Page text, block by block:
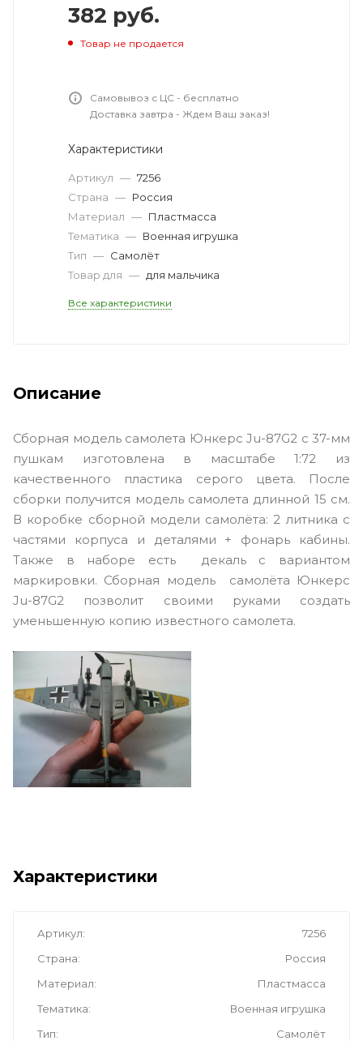
382 руб.
Товар не продается
Самовывоз с ЦС - бесплатно
Доставка завтра - Ждем Ваш заказ!
Характеристики
Артикул — 7256
Страна — Россия
Материал — Пластмасса
Тематика — Военная игрушка
Тип — Самолёт
Товар для — для мальчика
Все характеристики
Описание
Сборная модель самолета Юнкерс Ju-87G2 с 37-мм
пушкам изготовлена в масштабе 1:72 из
качественного пластика серого цвета. После
сборки получится модель самолета длинной 15 см.
В коробке сборной модели самолёта: 2 литника с
частями корпуса и деталями + фонарь кабины.
Также в наборе есть декаль c вариантом
маркировки. Сборная модель самолёта Юнкерс
Ju-87G2 позволит своими руками создать
уменьшенную копию известного самолета.
Характеристики
Артикул
7256
Страна
Россия
Материал
Пластмасса
Тематика
Военная игрушка
Тип
Самолёт